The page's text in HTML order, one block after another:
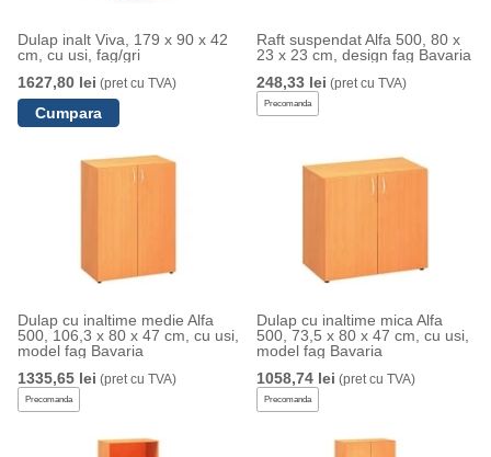
Dulap inalt Viva, 179 x 90 x 42
cm, cu usi, fag/gri
1627,80 lei (pret cu TVA)
Raft suspendat Alfa 500, 80 x
23 x 23 cm, design fag Bavaria
248,33 lei (pret cu TVA)
Precomanda
Dulap cu inaltime medie Alfa
500, 106,3 x 80 x 47 cm, cu usi,
model fag Bavaria
1335,65 lei (pret cu TVA)
Precomanda
Dulap cu inaltime mica Alfa
500, 73,5 x 80 x 47 cm, cu usi,
model fag Bavaria
1058,74 lei (pret cu TVA)
Precomanda